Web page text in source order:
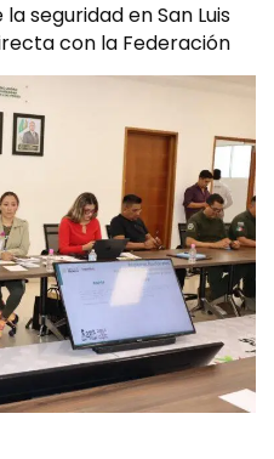
seguridad en San Luis
con la Federación